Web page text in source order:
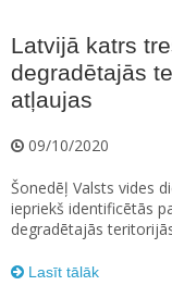
Latvijā katrs
degradētajās
atļaujas
09/10/2020
Šonedēļ Valsts vides
iepriekš identificētās
degradētajās
Lasīt tālāk